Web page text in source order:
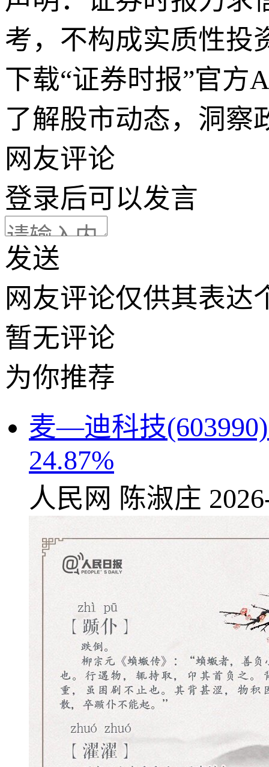
考，不构成实质性投
下载“证券时报”官方
了解股市动态，洞察
网友评论
登录后可以发言
发送
网友评论仅供其表达
暂无评论
为你推荐
麦—迪科技
24.87%
人民网 陈淑庄